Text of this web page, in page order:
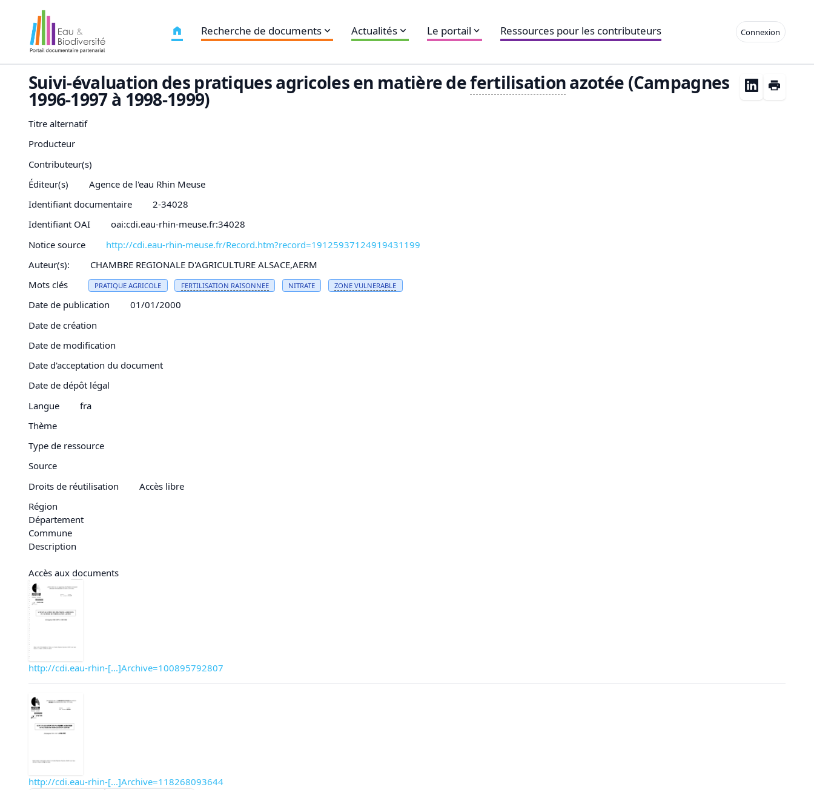
Connexion
Recherche de documents Actualités Le portail Ressources pour les contributeurs
Suivi-évaluation des pratiques agricoles en matière defertilisationazotée (Campagnes
1996-1997 à 1998-1999)
Titre alternatif
Producteur
Contributeur(s)
Éditeur(s)
Agence de l'eau Rhin Meuse
Identifiant documentaire
2-34028
Identifiant OAI
oai:cdi.eau-rhin-meuse.fr:34028
Notice source
http://cdi.eau-rhin-meuse.fr/Record.htm?record=19125937124919431199
Auteur(s):
CHAMBRE REGIONALE D'AGRICULTURE ALSACE,AERM
Mots clés
PRATIQUE AGRICOLE FERTILISATION RAISONNEE NITRATE ZONE VULNERABLE
Date de publication
01/01/2000
Date de création
Date de modification
Date d'acceptation du document
Date de dépôt légal
Langue
fra
Thème
Type de ressource
Source
Droits de réutilisation
Accès libre
Région
Département
Commune
Description
Accès aux documents
http://cdi.eau-rhin-[...]Archive=100895792807
http://cdi.eau-rhin-[...]Archive=118268093644